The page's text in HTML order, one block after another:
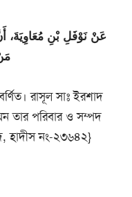
عَنْ نَوْفَلِ بْنِ مُعَاوِيَةَ،
রাসূল সাঃ ইরশাদ
তার পরিবার ও সম্পদ
হাদীস নং-২৩৬৪২}